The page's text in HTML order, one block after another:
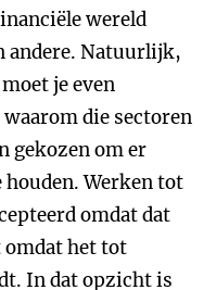
wereld
andere. Natuurlijk,
je even
die sectoren
gekozen om er
Werken tot
omdat dat
omdat het tot
In dat opzicht is